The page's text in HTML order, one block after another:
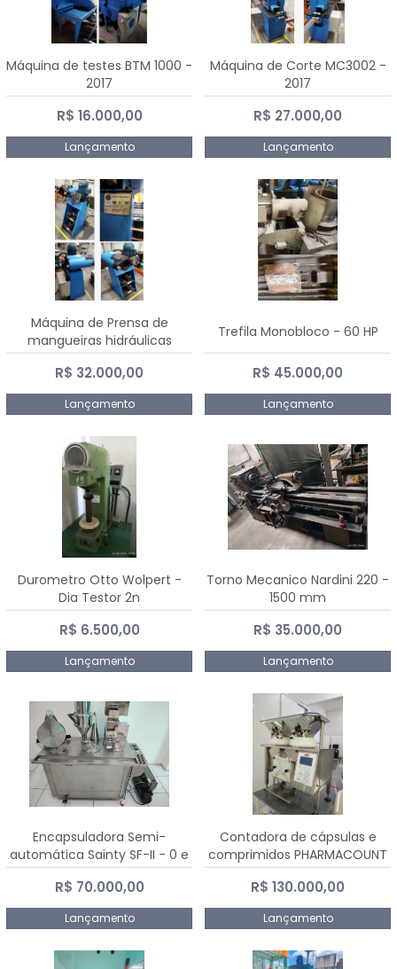
Máquina de testes BTM 1000 -
2017
R$ 16.000,00
Lançamento
Máquina de Corte MC3002 -
2017
R$ 27.000,00
Lançamento
Máquina de Prensa de
mangueiras hidráulicas
PE50TF - 2017
R$ 32.000,00
Lançamento
Trefila Monobloco - 60 HP
R$ 45.000,00
Lançamento
Durometro Otto Wolpert -
Dia Testor 2n
R$ 6.500,00
Lançamento
Torno Mecanico Nardini 220 -
1500 mm
R$ 35.000,00
Lançamento
Encapsuladora Semi-
automática Sainty SF-II - 0 e
00
R$ 70.000,00
Lançamento
Contadora de cápsulas e
comprimidos PHARMACOUNT
- 2-2R3
R$ 130.000,00
Lançamento